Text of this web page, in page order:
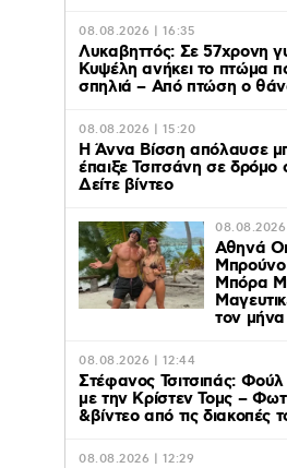
08.08.2026 | 16:35
Λυκαβηττός: Σε 57χρονη
Κυψέλη ανήκει το πτώμα
σπηλιά – Από πτώση ο
08.08.2026 | 15:20
Η Άννα Βίσση απόλαυσε
έπαιξε Τσιτσάνη σε
Δείτε βίντεο
08.08.2026
Αθηνά
Μπόρα
τον μήνα
08.08.2026 | 12:44
Στέφανος Τσιτσιπάς:
με την Κρίστεν Τομς –
&βίντεο από τις διακοπές
08.08.2026 | 12:29